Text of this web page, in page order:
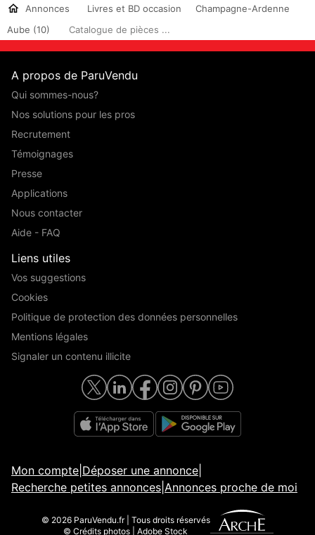
Annonces Livres et BD occasion
Champagne-Ardenne
Aube (10)
Catalogue de pièces ...
A propos de ParuVendu
Qui sommes-nous?
Nos solutions pour les pros
Recrutement
Témoignages
Presse
Applications
Nous contacter
Aide - FAQ
Liens utiles
Vos suggestions
Cookies
Politique de protection des données personnelles
Mentions légales
Signaler un contenu illicite
Mon compte Déposer une annonce
Recherche petites annonces Annonces proche de moi
© 2026 ParuVendu.fr | Tous droits réservés
© Crédits photos | Adobe Stock